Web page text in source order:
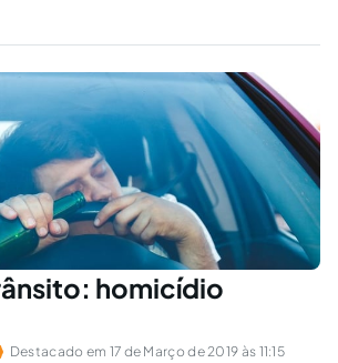
homicídio
Destacado em 17 de Março de 2019 às 11:15